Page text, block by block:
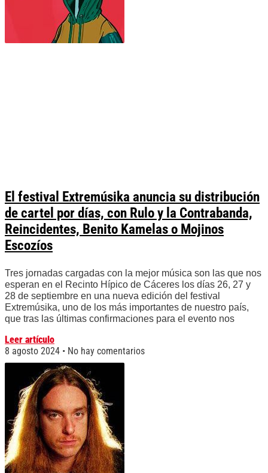
El festival Extremúsika anuncia su distribución
de cartel por días, con Rulo y la Contrabanda,
Reincidentes, Benito Kamelas o Mojinos
Escozíos
Tres jornadas cargadas con la mejor música son las que nos
esperan en el Recinto Hípico de Cáceres los días 26, 27 y
28 de septiembre en una nueva edición del festival
Extremúsika, uno de los más importantes de nuestro país,
que tras las últimas confirmaciones para el evento nos
Leer artículo
8 agosto 2024
No hay comentarios